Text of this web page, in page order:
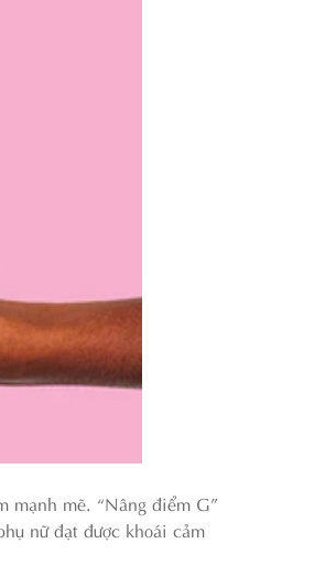
mạnh mẽ. “Nâng điểm G”
nữ đạt được khoái cảm